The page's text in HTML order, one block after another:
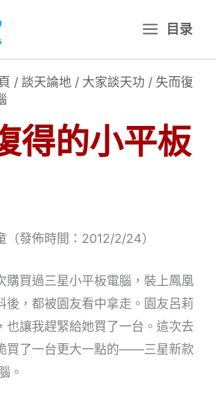
目录
/ 談天論地 / 大家談天功 / 失而復
得的小平板
（發佈時間：2012/2/24）
購買過三星小平板電腦，裝上鳳凰
後，都被園友看中拿走。園友呂莉
也讓我趕緊給她買了一台。這次去
買了一台更大一點的——三星新款
。